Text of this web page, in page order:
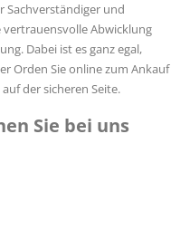
Sachverständiger und
vertrauensvolle Abwicklung
Dabei ist es ganz egal,
Orden Sie online zum Ankauf
auf der sicheren Seite.
Sie bei uns